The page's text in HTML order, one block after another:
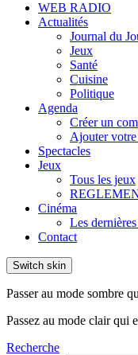
WEB RADIO
Actualités
Journal du
Jeux
Santé
Cuisine
Politique
Agenda
Créer un
Ajouter votre
Spectacles
Jeux
Tous les jeux
Cinéma
Les
Contact
Switch skin
Passer au mode sombre
Passez au mode clair qui
Recherche